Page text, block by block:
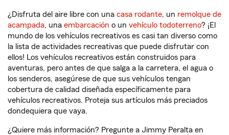
¿Disfruta del aire libre con una casa rodante, un remolque de
acampada, una embarcación o un vehículo todoterreno? ¡El
mundo de los vehículos recreativos es casi tan diverso como
la lista de actividades recreativas que puede disfrutar con
ellos! Los vehículos recreativos están construidos para
aventuras, pero antes de que salga a la carretera, el agua o
los senderos, asegúrese de que sus vehículos tengan
cobertura de calidad diseñada específicamente para
vehículos recreativos. Proteja sus artículos más preciados
dondequiera que vaya.
¿Quiere más información? Pregunte a Jimmy Peralta en